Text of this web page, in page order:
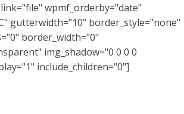
wpmf_orderby="date"
gutterwidth="10" border_style="none"
border_width="0"
img_shadow="0 0 0 0
include_children="0"]